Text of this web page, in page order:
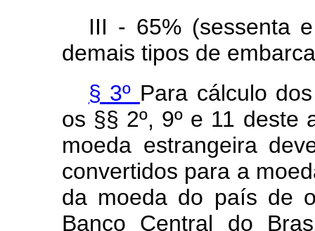
III - 65% (sessenta
demais tipos de
§ 3º Para cálculo
os §§ 2º, 9º e 11 deste
moeda estrangeira
convertidos para a
da moeda do país de
Banco Central do